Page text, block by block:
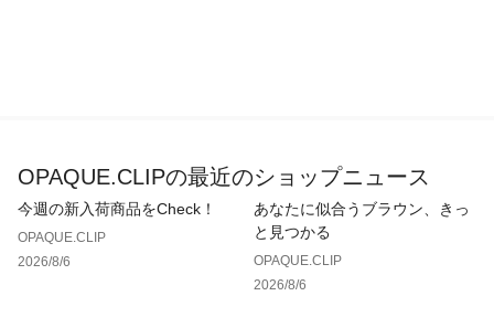
OPAQUE.CLIPの最近のショップニュース
今週の新入荷商品をCheck！
OPAQUE.CLIP
2026/8/6
あなたに似合うブラウン、きっ
と見つかる
OPAQUE.CLIP
2026/8/6